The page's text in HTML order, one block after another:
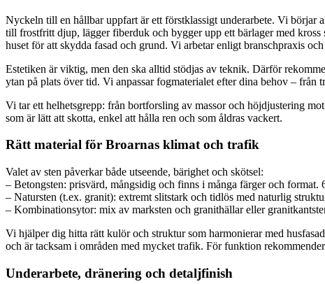
Nyckeln till en hållbar uppfart är ett förstklassigt underarbete. Vi börjar
till frostfritt djup, lägger fiberduk och bygger upp ett bärlager med
huset för att skydda fasad och grund. Vi arbetar enligt branschpraxis
Estetiken är viktig, men den ska alltid stödjas av teknik. Därför
ytan på plats över tid. Vi anpassar fogmaterialet efter dina behov –
Vi tar ett helhetsgrepp: från bortforsling av massor och höjdjustering
som är lätt att skotta, enkel att hålla ren och som åldras vackert.
Rätt material för Broarnas klimat och trafik
Valet av sten påverkar både utseende, bärighet och skötsel:
– Betongsten: prisvärd, mångsidig och finns i många färger och
– Natursten (t.ex. granit): extremt slitstark och tidlös med naturlig
– Kombinationsytor: mix av marksten och granithällar eller
Vi hjälper dig hitta rätt kulör och struktur som harmonierar med
och är tacksam i områden med mycket trafik. För funktion
Underarbete, dränering och detaljfinish